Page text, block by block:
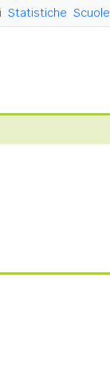
Statistiche Scuole